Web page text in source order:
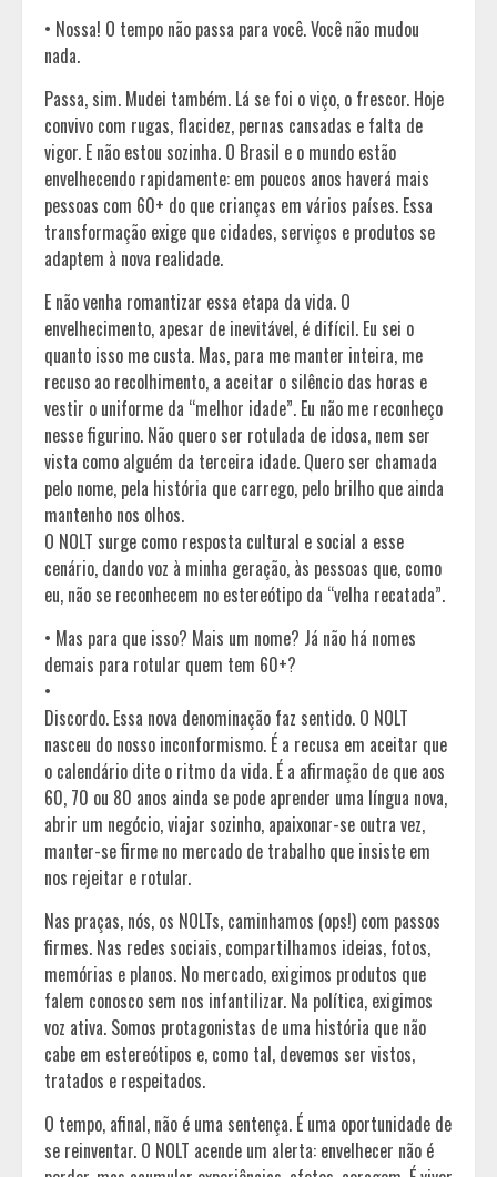
• Nossa! O tempo não passa para você. Você não mudou
nada.
Passa, sim. Mudei também. Lá se foi o viço, o frescor. Hoje
convivo com rugas, flacidez, pernas cansadas e falta de
vigor. E não estou sozinha. O Brasil e o mundo estão
envelhecendo rapidamente: em poucos anos haverá mais
pessoas com 60+ do que crianças em vários países. Essa
transformação exige que cidades, serviços e produtos se
adaptem à nova realidade.
E não venha romantizar essa etapa da vida. O
envelhecimento, apesar de inevitável, é difícil. Eu sei o
quanto isso me custa. Mas, para me manter inteira, me
recuso ao recolhimento, a aceitar o silêncio das horas e
vestir o uniforme da “melhor idade”. Eu não me reconheço
nesse figurino. Não quero ser rotulada de idosa, nem ser
vista como alguém da terceira idade. Quero ser chamada
pelo nome, pela história que carrego, pelo brilho que ainda
mantenho nos olhos.
O NOLT surge como resposta cultural e social a esse
cenário, dando voz à minha geração, às pessoas que, como
eu, não se reconhecem no estereótipo da “velha recatada”.
• Mas para que isso? Mais um nome? Já não há nomes
demais para rotular quem tem 60+?
•
Discordo. Essa nova denominação faz sentido. O NOLT
nasceu do nosso inconformismo. É a recusa em aceitar que
o calendário dite o ritmo da vida. É a afirmação de que aos
60, 70 ou 80 anos ainda se pode aprender uma língua nova,
abrir um negócio, viajar sozinho, apaixonar-se outra vez,
manter-se firme no mercado de trabalho que insiste em
nos rejeitar e rotular.
Nas praças, nós, os NOLTs, caminhamos (ops!) com passos
firmes. Nas redes sociais, compartilhamos ideias, fotos,
memórias e planos. No mercado, exigimos produtos que
falem conosco sem nos infantilizar. Na política, exigimos
voz ativa. Somos protagonistas de uma história que não
cabe em estereótipos e, como tal, devemos ser vistos,
tratados e respeitados.
O tempo, afinal, não é uma sentença. É uma oportunidade de
se reinventar. O NOLT acende um alerta: envelhecer não é